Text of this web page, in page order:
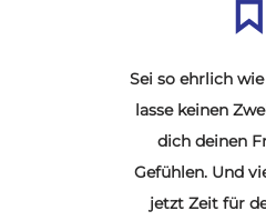
Sei so ehrlich
lasse keinen
dich deinen
Gefühlen. Und
jetzt Zeit für